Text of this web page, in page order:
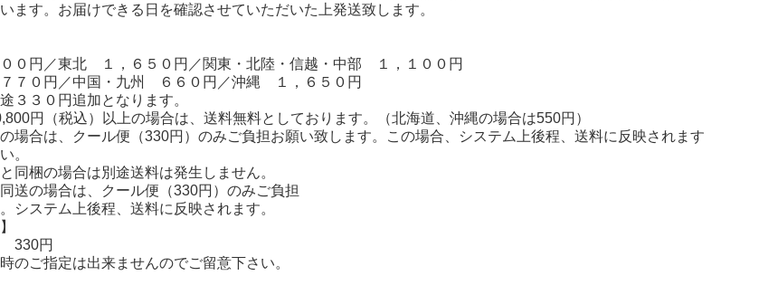
ます。お届けできる日を確認させていただいた上発送致します。
０円／東北 １，６５０円／関東・北陸・信越・中部 １，１００円
７０円／中国・九州 ６６０円／沖縄 １，６５０円
３３０円追加となります。
円（税込）以上の場合は、送料無料としております。（北海道、沖縄の場合は550円）
場合は、クール便（330円）のみご負担お願い致します。この場合、システム上後程、送料に反映されます
。
同梱の場合は別途送料は発生しません。
送の場合は、クール便（330円）のみご負担
システム上後程、送料に反映されます。
330円
ご指定は出来ませんのでご留意下さい。